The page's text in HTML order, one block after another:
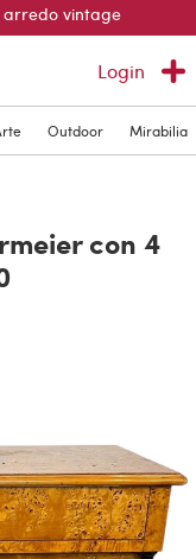
arredo vintage
Login
Outdoor Mirabilia
con 4